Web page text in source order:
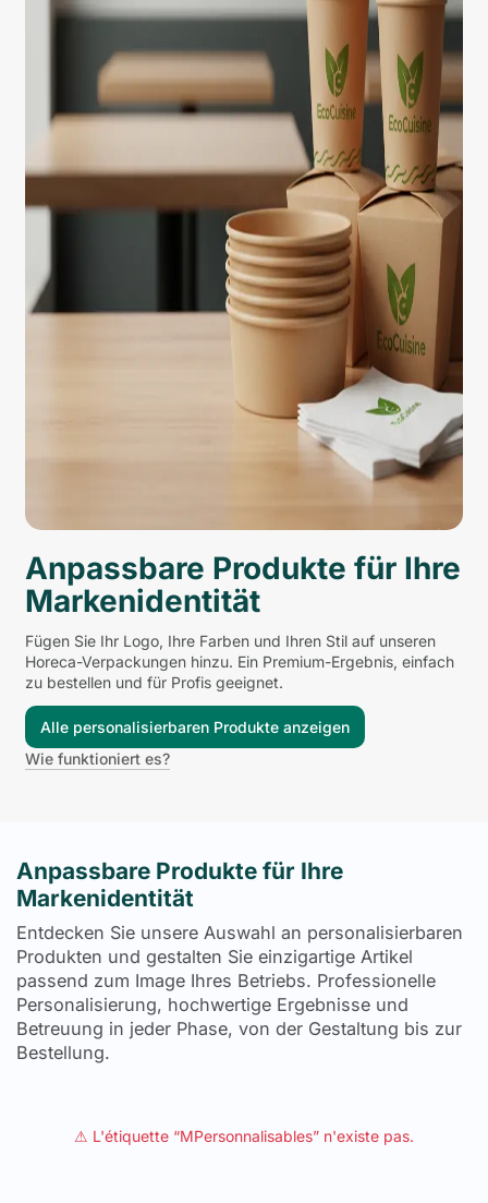
Anpassbare Produkte für Ihre
Markenidentität
Fügen Sie Ihr Logo, Ihre Farben und Ihren Stil auf unseren
Horeca-Verpackungen hinzu. Ein Premium-Ergebnis, einfach
zu bestellen und für Profis geeignet.
Alle personalisierbaren Produkte anzeigen
Wie funktioniert es?
Anpassbare Produkte für Ihre
Markenidentität
Entdecken Sie unsere Auswahl an personalisierbaren
Produkten und gestalten Sie einzigartige Artikel
passend zum Image Ihres Betriebs. Professionelle
Personalisierung, hochwertige Ergebnisse und
Betreuung in jeder Phase, von der Gestaltung bis zur
Bestellung.
⚠ L'étiquette “MPersonnalisables” n'existe pas.